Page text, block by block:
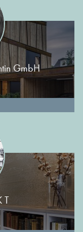
GmbH
T